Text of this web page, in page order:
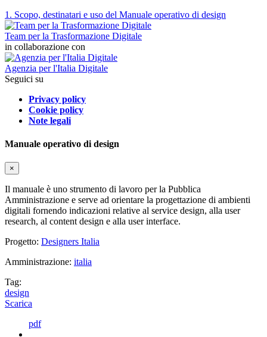
1. Scopo, destinatari e uso del Manuale operativo di design
Team per la Trasformazione Digitale
in collaborazione con
Agenzia per l'Italia Digitale
Seguici su
Privacy policy
Cookie policy
Note legali
Manuale operativo di design
×
Il manuale è uno strumento di lavoro per la Pubblica
Amministrazione e serve ad orientare la progettazione di ambienti
digitali fornendo indicazioni relative al service design, alla user
research, al content design e alla user interface.
Progetto: Designers Italia
Amministrazione: italia
Tag:
design
Scarica
pdf